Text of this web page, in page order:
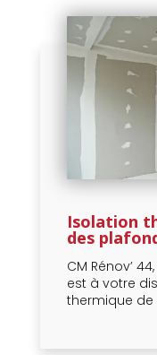
Isolation
des
CM Rénov’
est à votre
thermique de